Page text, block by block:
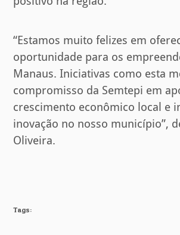
“Estamos muito felizes em
oportunidade para os
Manaus. Iniciativas como esta
compromisso da Semtepi em
crescimento econômico local e
inovação no nosso município”,
Oliveira.
Tags: